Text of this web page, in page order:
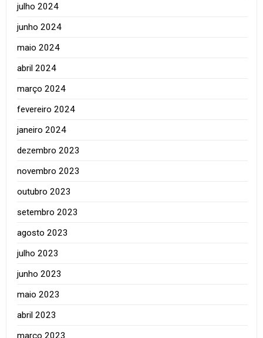
julho 2024
junho 2024
maio 2024
abril 2024
março 2024
fevereiro 2024
janeiro 2024
dezembro 2023
novembro 2023
outubro 2023
setembro 2023
agosto 2023
julho 2023
junho 2023
maio 2023
abril 2023
março 2023